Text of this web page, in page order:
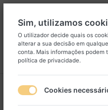
Menu Iniciar sessão
Política de
Sim, utilizamos
O utilizador decide quais os
alterar a sua decisão em
conta. Mais informações podem
política de privacidade.
Cookies